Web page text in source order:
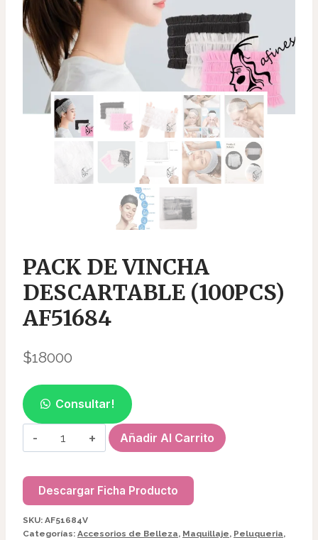
PACK DE VINCHA
DESCARTABLE (100PCS)
AF51684
$18000
Consultar!
PACK
DE
DESCARTABLE
(100PCS)
AF51684
Añadir Al Carrito
Descargar Ficha Producto
SKU: AF51684V
Categorías: Accesorios de Belleza, Maquillaje, Peluqueria,